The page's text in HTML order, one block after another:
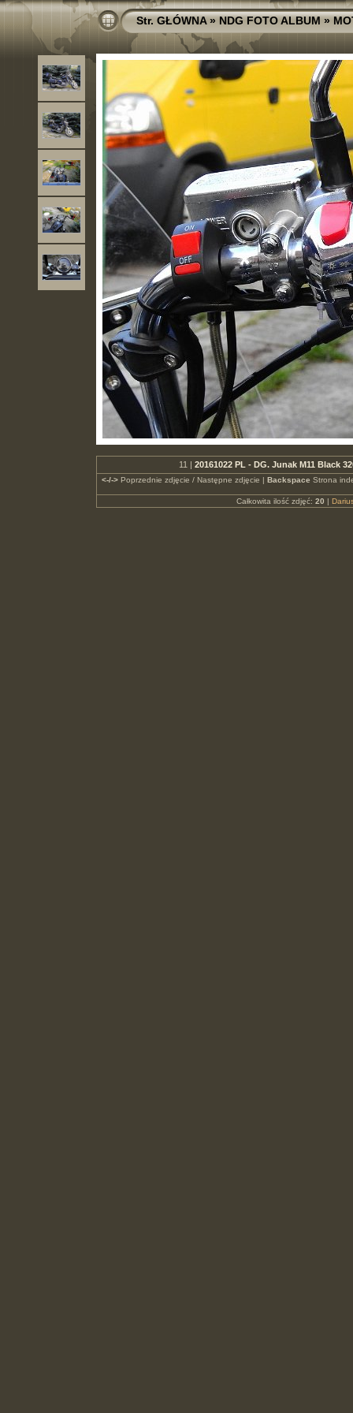
Str. GŁÓWNA»NDG FOTO ALBUM»
11 | 20161022 PL - DG. Junak M11 Black
<-/->Poprzednie zdjęcie / Następne zdjęcie | Backspace Strona
Całkowita ilość zdjęć: 20 |